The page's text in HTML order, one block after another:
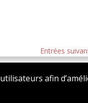
afin
Entrées